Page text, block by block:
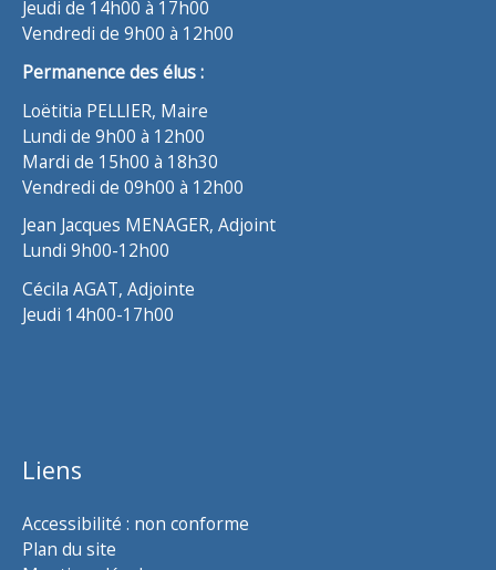
Jeudi de 14h00 à 17h00
Vendredi de 9h00 à 12h00
Permanence des élus :
Loëtitia PELLIER, Maire
Lundi de 9h00 à 12h00
Mardi de 15h00 à 18h30
Vendredi de 09h00 à 12h00
Jean Jacques MENAGER, Adjoint
Lundi 9h00-12h00
Cécila AGAT, Adjointe
Jeudi 14h00-17h00
Liens
Accessibilité : non conforme
Plan du site